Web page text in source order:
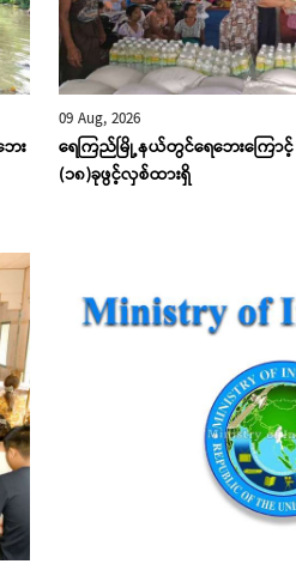
ေး
09 Aug, 2026
ရေကြည်မြို့နယ်တွင်ရေဘေးကြော
(၁၈)ခုဖွင့်လှစ်ထားရှိ